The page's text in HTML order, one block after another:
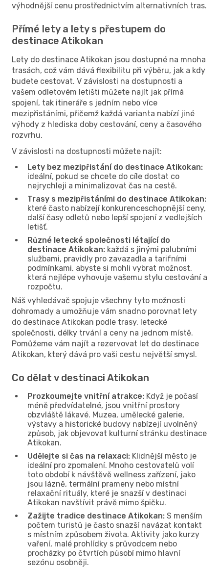
výhodnější cenu prostřednictvím alternativních tras.
Přímé lety a lety s přestupem do
destinace Atikokan
Lety do destinace Atikokan jsou dostupné na mnoha
trasách, což vám dává flexibilitu při výběru, jak a kdy
budete cestovat. V závislosti na dostupnosti a
vašem odletovém letišti můžete najít jak přímá
spojení, tak itineráře s jedním nebo více
mezipřistáními, přičemž každá varianta nabízí jiné
výhody z hlediska doby cestování, ceny a časového
rozvrhu.
V závislosti na dostupnosti můžete najít:
Lety bez mezipřistání do destinace Atikokan:
ideální, pokud se chcete do cíle dostat co
nejrychleji a minimalizovat čas na cestě.
Trasy s mezipřistáními do destinace Atikokan:
které často nabízejí konkurenceschopnější ceny,
další časy odletů nebo lepší spojení z vedlejších
letišť.
Různé letecké společnosti létající do
destinace Atikokan: každá s jinými palubními
službami, pravidly pro zavazadla a tarifními
podmínkami, abyste si mohli vybrat možnost,
která nejlépe vyhovuje vašemu stylu cestování a
rozpočtu.
Náš vyhledávač spojuje všechny tyto možnosti
dohromady a umožňuje vám snadno porovnat lety
do destinace Atikokan podle trasy, letecké
společnosti, délky trvání a ceny na jednom místě.
Pomůžeme vám najít a rezervovat let do destinace
Atikokan, který dává pro vaši cestu největší smysl.
Co dělat v destinaci Atikokan
Prozkoumejte vnitřní atrakce: Když je počasí
méně předvídatelné, jsou vnitřní prostory
obzvláště lákavé. Muzea, umělecké galerie,
výstavy a historické budovy nabízejí uvolněný
způsob, jak objevovat kulturní stránku destinace
Atikokan.
Udělejte si čas na relaxaci: Klidnější město je
ideální pro zpomalení. Mnoho cestovatelů volí
toto období k návštěvě wellness zařízení, jako
jsou lázně, termální prameny nebo místní
relaxační rituály, které je snazší v destinaci
Atikokan navštívit právě mimo špičku.
Zažijte tradice destinace Atikokan: S menším
počtem turistů je často snazší navázat kontakt
s místním způsobem života. Aktivity jako kurzy
vaření, malé prohlídky s průvodcem nebo
procházky po čtvrtích působí mimo hlavní
sezónu osobněji.